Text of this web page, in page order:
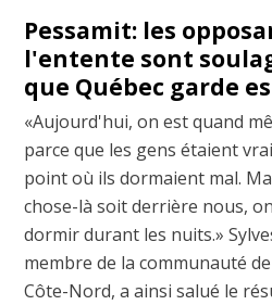
Pessamit: les
l'entente sont
que Québec garde
«Aujourd'hui, on est quand
parce que les gens étaient
point où ils dormaient mal.
chose-là soit derrière nous,
dormir durant les nuits.»
membre de la communauté
Côte-Nord, a ainsi salué le